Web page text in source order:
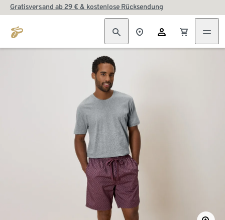
Gratisversand ab 29 € & kostenlose Rücksendung